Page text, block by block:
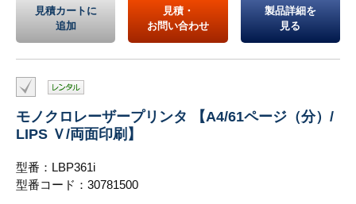
見積カートに
追加
見積・
お問い合わせ
製品詳細を
見る
モノクロレーザープリンタ 【A4/61ページ（分）/
LIPS Ｖ/両面印刷】
型番：LBP361i
型番コード：30781500